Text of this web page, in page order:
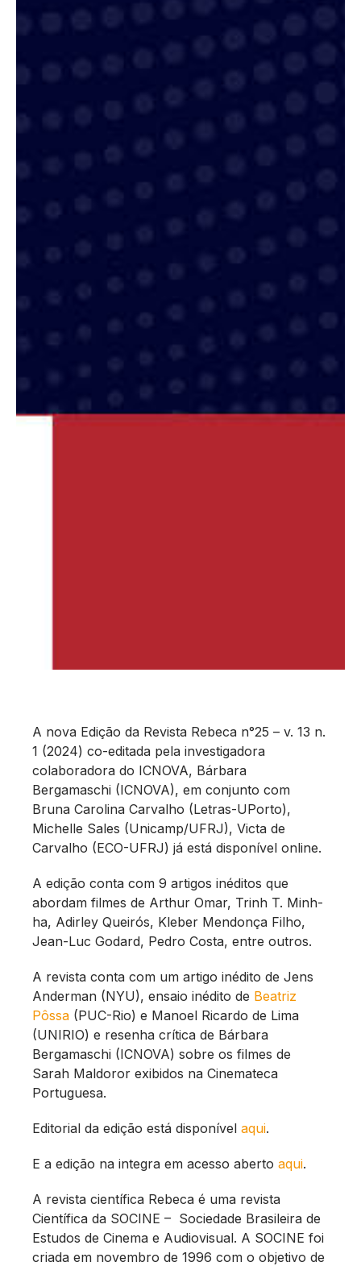
A nova Edição da Revista Rebeca n°25 – v. 13 n.
1 (2024) co-editada pela investigadora
colaboradora do ICNOVA, Bárbara
Bergamaschi (ICNOVA), em conjunto com
Bruna Carolina Carvalho (Letras-UPorto),
Michelle Sales (Unicamp/UFRJ), Victa de
Carvalho (ECO-UFRJ) já está disponível online.
A edição conta com 9 artigos inéditos que
abordam filmes de Arthur Omar, Trinh T. Minh-
ha, Adirley Queirós, Kleber Mendonça Filho,
Jean-Luc Godard, Pedro Costa, entre outros.
A revista conta com um artigo inédito de Jens
Anderman (NYU), ensaio inédito de Beatriz
Pôssa (PUC-Rio) e Manoel Ricardo de Lima
(UNIRIO) e resenha crítica de Bárbara
Bergamaschi (ICNOVA) sobre os filmes de
Sarah Maldoror exibidos na Cinemateca
Portuguesa.
Editorial da edição está disponível aqui.
E a edição na integra em acesso aberto aqui.
A revista científica Rebeca é uma revista
Científica da SOCINE – Sociedade Brasileira de
Estudos de Cinema e Audiovisual. A SOCINE foi
criada em novembro de 1996 com o objetivo de